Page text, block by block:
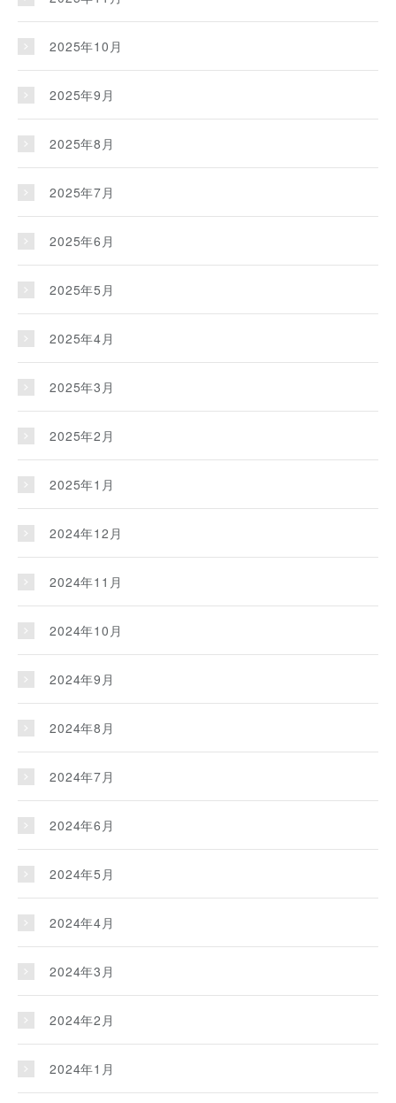
2025年10月
2025年9月
2025年8月
2025年7月
2025年6月
2025年5月
2025年4月
2025年3月
2025年2月
2025年1月
2024年12月
2024年11月
2024年10月
2024年9月
2024年8月
2024年7月
2024年6月
2024年5月
2024年4月
2024年3月
2024年2月
2024年1月